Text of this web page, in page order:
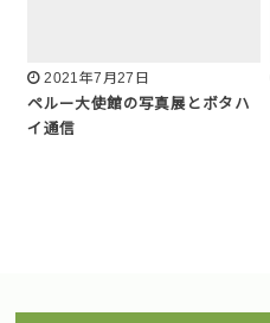
2021年7月27日
ペルー大使館の写真展とボタハ
イ通信